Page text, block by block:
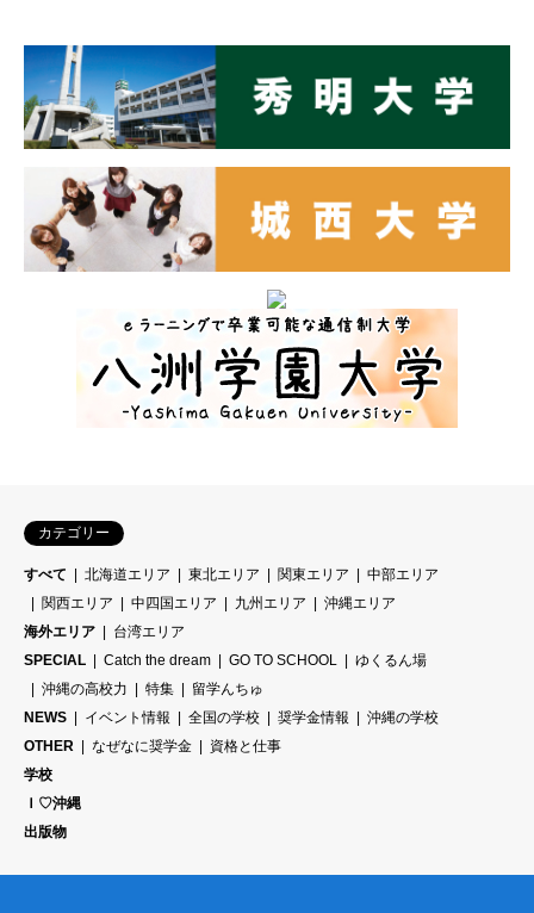
カテゴリー
すべて 北海道エリア 東北エリア 関東エリア
中部エリア
関西エリア
中四国エリア 九州エリア
沖縄エリア
海外エリア
台湾エリア
SPECIAL
Catch the dream GO TO SCHOOL
ゆくるん場
沖縄の高校力
特集
留学んちゅ
NEWS
イベント情報 全国の学校 奨学金情報
沖縄の学校
OTHER
なぜなに奨学金
資格と仕事
学校
Ｉ♡沖縄
出版物